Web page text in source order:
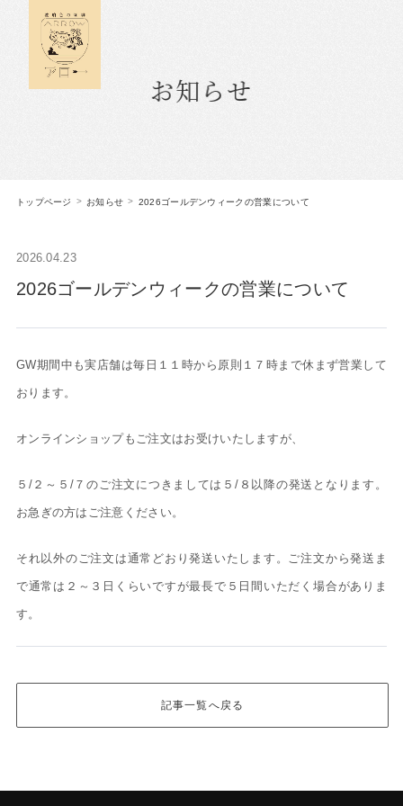
お知らせ
トップページ お知らせ 2026ゴールデンウィークの営業について
2026.04.23
2026ゴールデンウィークの営業について
GW期間中も実店舗は毎日１１時から原則１７時まで休まず営業して
おります。
オンラインショップもご注文はお受けいたしますが、
５/２～５/７のご注文につきましては５/８以降の発送となります。
お急ぎの方はご注意ください。
それ以外のご注文は通常どおり発送いたします。ご注文から発送ま
で通常は２～３日くらいですが最長で５日間いただく場合がありま
す。
記事一覧へ戻る